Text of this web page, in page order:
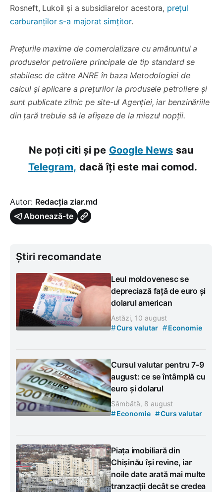
Rosneft, Lukoil și a subsidiarelor acestora, prețul
carburanților s-a majorat simțitor.
Prețurile maxime de comercializare cu amănuntul a
produselor petroliere principale de tip standard se
stabilesc de către ANRE în baza Metodologiei de
calcul și aplicare a prețurilor la produsele petroliere și
sunt publicate zilnic pe site-ul Agenției, iar benzinăriile
din țară trebuie să le afișeze de la miezul nopții.
Ne poți citi și pe Google News sau
Telegram, dacă îți este mai comod.
Autor: Redacția ziar.md
Abonează-te
Știri recomandate
Leul moldovenesc se
depreciază față de euro și
dolarul american
Astăzi, 10 august
#Curs valutar #Economie
Cursul valutar pentru 7-9
august: ce se întâmplă cu
euro și dolarul
Sâmbătă, 8 august
#Economie #Curs valutar
Piața imobiliară din
Chișinău își revine, iar
noile date arată mai multe
tranzacții decât se credea